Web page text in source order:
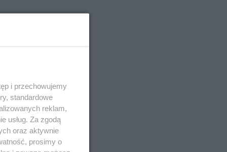
i przechowujemy
standardowe
reklam,
usług. Za zgodą
oraz aktywnie
prosimy o